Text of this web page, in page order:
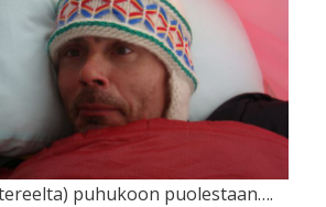
puhukoon puolestaan….